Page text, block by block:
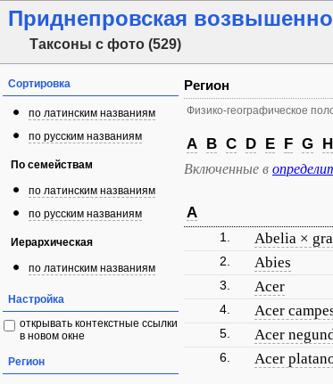
Приднепровская
Таксоны с фото (529)
Сортировка
по латинским названиям
по русским названиям
По семействам
по латинским названиям
по русским названиям
Иерархическая
по латинским названиям
Настройка
открывать контекстные ссылки
в новом окне
Регион
Регион
Физико-географическое
A B C D E F G H
Включенные в
A
1. Abelia ×
2.
Abies
3.
Acer
4.
Acer
5.
Acer
6.
Acer